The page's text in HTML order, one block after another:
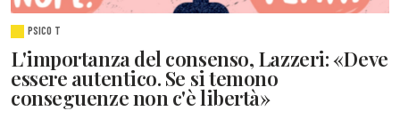
PSICO T
L'importanza del consenso, Lazzeri: «Deve
essere autentico. Se si temono
conseguenze non c'è libertà»